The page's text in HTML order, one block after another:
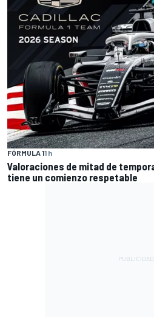
FÓRMULA 11 h
Valoraciones de mitad de
tiene un comienzo respetable